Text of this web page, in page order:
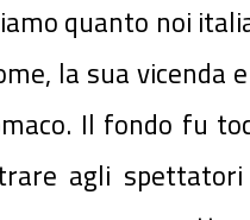
quanto noi
la sua vicenda
Il fondo fu
agli spettatori